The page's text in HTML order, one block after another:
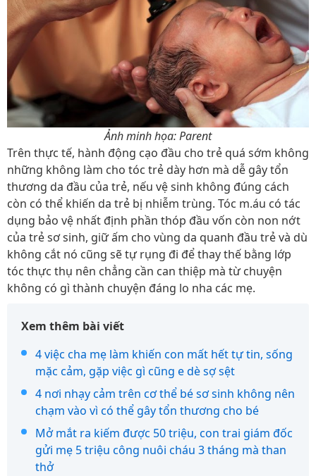
Ảnh minh họa: Parent
Trên thực tế, hành động cạo đầu cho trẻ quá sớm không
những không làm cho tóc trẻ dày hơn mà dễ gây tổn
thương da đầu của trẻ, nếu vệ sinh không đúng cách
còn có thể khiến da trẻ bị nhiễm trùng. Tóc m.áu có tác
dụng bảo vệ nhất định phần thóp đầu vốn còn non nớt
của trẻ sơ sinh, giữ ấm cho vùng da quanh đầu trẻ và dù
không cắt nó cũng sẽ tự rụng đi để thay thế bằng lớp
tóc thực thụ nên chẳng cần can thiệp mà từ chuyện
không có gì thành chuyện đáng lo nha các mẹ.
Xem thêm bài viết
4 việc cha mẹ làm khiến con mất hết tự tin, sống
mặc cảm, gặp việc gì cũng e dè sợ sệt
4 nơi nhạy cảm trên cơ thể bé sơ sinh không nên
chạm vào vì có thể gây tổn thương cho bé
Mở mắt ra kiếm được 50 triệu, con trai giám đốc
gửi mẹ 5 triệu công nuôi cháu 3 tháng mà than
thở